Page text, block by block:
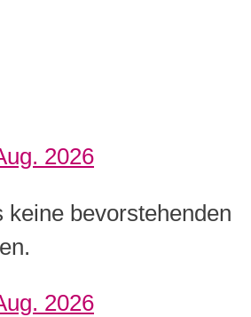
2026
keine bevorstehenden
2026